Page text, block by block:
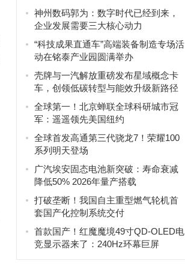
神州数码郭为：数字时代已经到来，
企业发展需要三大核心动力
“科技成果直通车”高端装备制造专场活
动在铭泰产业园圆满举办
壳牌与一汽解放重磅发布星域概念卡
车，创领低碳转型与能效升级新路径
全球第一！北京蝉联全球科研城市冠
军：遥遥领先美国纽约
全球首发高通第三代骁龙7！荣耀100
系列明天登场
广汽埃安固态电池新突破：寿命衰减
降低50% 2026年量产搭载
打破垄断！我国自主重型燃气轮机首
套国产化控制系统交付
首款国产！红魔魔境49寸QD-OLED电
竞显示器来了：240Hz环幕巨屏